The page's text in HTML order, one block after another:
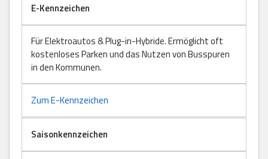
E-Kennzeichen
Für Elektroautos & Plug-in-Hybride. Ermöglicht oft
kostenloses Parken und das Nutzen von Busspuren
in den Kommunen.
Zum E-Kennzeichen
Saisonkennzeichen